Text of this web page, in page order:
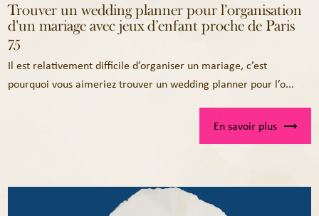
Trouver un wedding planner pour l'organisation
d'un mariage avec jeux d’enfant proche de Paris
75
Il est relativement difficile d’organiser un mariage, c’est
pourquoi vous aimeriez trouver un wedding planner pour l’o...
En savoir plus